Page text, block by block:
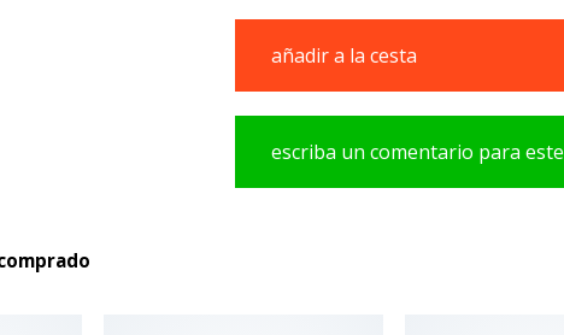
añadir a la cesta
escriba un comentario para este